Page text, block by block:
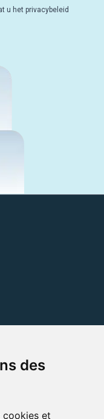
des
cookies et
u het privacybeleid